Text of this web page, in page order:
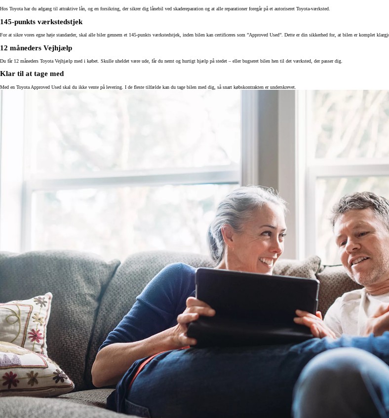
Fra kr. 349.990
Hos Toyota har du adgang til attraktive lån, og en forsikring, der sikrer dig lånebil ved skadereparation og at alle reparationer foregår på et autoriseret Toyota-værksted.
145-punkts værkstedstjek
For at sikre vores egne høje standarder, skal alle biler gennem et 145-punkts værkstedstjek, inden bilen kan certificeres som ”Approved Used”. Dette er din sikkerhed for, at bilen er komplet
12 måneders Vejhjælp
Du får 12 måneders Toyota Vejhjælp med i købet. Skulle uheldet være ude, får du nemt og hurtigt hjælp på stedet – eller bugseret bilen hen til det værksted, der passer dig.
Klar til at tage med
Med en Toyota Approved Used skal du ikke vente på levering. I de fleste tilfælde kan du tage bilen med dig, så snart købskontrakten er underskrevet.